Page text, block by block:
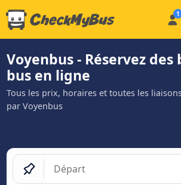
Voyenbus - Réservez
bus en ligne
Tous les prix, horaires et toutes les
par Voyenbus